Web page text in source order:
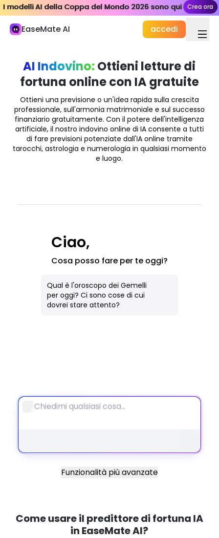
I modelli AI della Coppa del Mondo 2026 sono qui Crea ora
I modelli AI della Coppa del Mondo 2026 sono qui Crea ora
EaseMate AI accedi
La mia libreria
Studio e Lavoro
ChatPDF
AI Studio e Ricerca
Scrittore AI
AI Documento
Agente IA
Nuovo
AI Video
AI Indovino: Ottieni letture di
fortuna online con IA gratuite
Ottieni una previsione o un'idea rapida sulla crescita
professionale, sull'armonia matrimoniale e sul successo
finanziario gratuitamente. Con il potere dell'intelligenza
artificiale, il nostro indovino online di IA consente a tutti
di fare previsioni potenziate dall'IA online tramite
tarocchi, astrologia e numerologia in qualsiasi momento
e luogo.
Ciao,
Cosa posso fare per te oggi?
Qual è l'oroscopo dei Gemelli
per oggi? Ci sono cose di cui
dovrei stare attento?
Funzionalità più avanzate
Come usare il predittore di fortuna IA
in EaseMate AI?